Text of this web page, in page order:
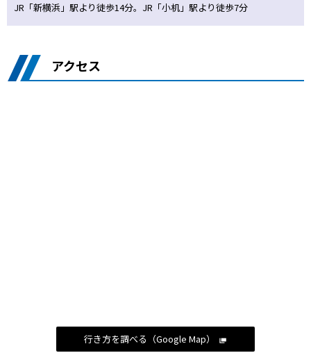
JR「新横浜」駅より徒歩14分。JR「小机」駅より徒歩7分
アクセス
行き方を調べる（Google Map）